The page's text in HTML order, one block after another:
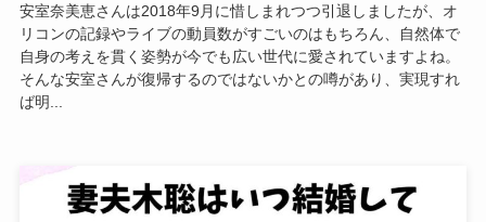
安室奈美恵さんは2018年9月に惜しまれつつ引退しましたが、オ
リコンの記録やライブの動員数がすごいのはもちろん、自然体で
自身の考えを貫く姿勢が今でも広い世代に愛されていますよね。
そんな安室さんが復帰するのではないかとの噂があり、実現すれ
ば明...